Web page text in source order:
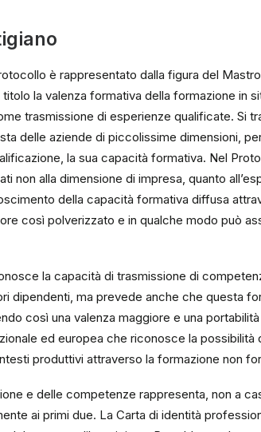
è rappresentato dalla figura del
la valenza formativa della formazione in
trasmissione di esperienze qualificate. Si
delle aziende di piccolissime dimensioni,
la sua capacità formativa. Nel
non alla dimensione di impresa, quanto
della capacità formativa diffusa
così polverizzato e in qualche modo può
la capacità di trasmissione di
dipendenti, ma prevede anche che questa
così una valenza maggiore e una
ed europea che riconosce la
produttivi attraverso la formazione non
e delle competenze rappresenta, non a
ai primi due. La Carta di identità